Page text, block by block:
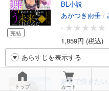
完結
BL小説
あかつき雨垂 /
-
1,859円 (税込)
あらすじを表示する
好きで泣きた
トップ カート